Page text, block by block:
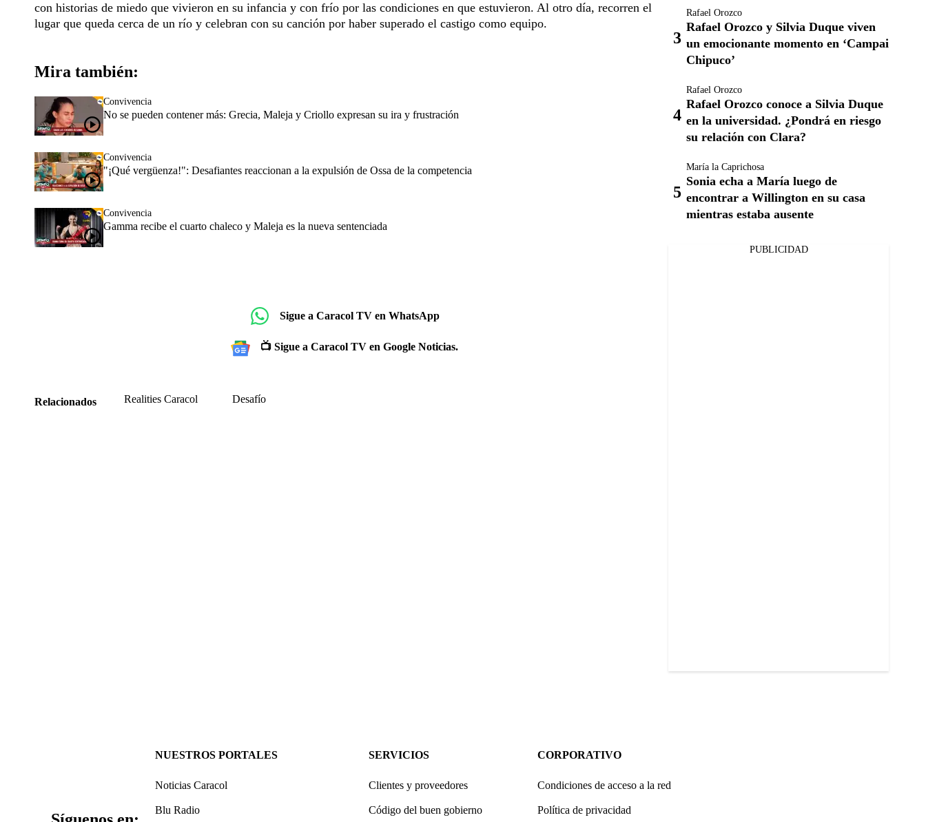
con historias de miedo que vivieron en su infancia y con frío por las condiciones en que estuvieron. Al otro día, recorren el
lugar que queda cerca de un río y celebran con su canción por haber superado el castigo como equipo.
Mira también:
Convivencia
No se pueden contener más: Grecia, Maleja y Criollo expresan su ira y frustración
Convivencia
"¡Qué vergüenza!": Desafiantes reaccionan a la expulsión de Ossa de la competencia
Convivencia
Gamma recibe el cuarto chaleco y Maleja es la nueva sentenciada
Sigue a Caracol TV en WhatsApp
📺 Sigue a Caracol TV en Google Noticias.
Relacionados Realities Caracol Desafío
Rafael Orozco
Rafael Orozco y Silvia Duque viven
un emocionante momento en ‘Campai
Chipuco’
Rafael Orozco
Rafael Orozco conoce a Silvia Duque
en la universidad. ¿Pondrá en riesgo
su relación con Clara?
María la Caprichosa
Sonia echa a María luego de
encontrar a Willington en su casa
mientras estaba ausente
PUBLICIDAD
NUESTROS PORTALES
Noticias Caracol
Blu Radio
SERVICIOS
Clientes y proveedores
Código del buen gobierno
CORPORATIVO
Condiciones de acceso a la red
Política de privacidad